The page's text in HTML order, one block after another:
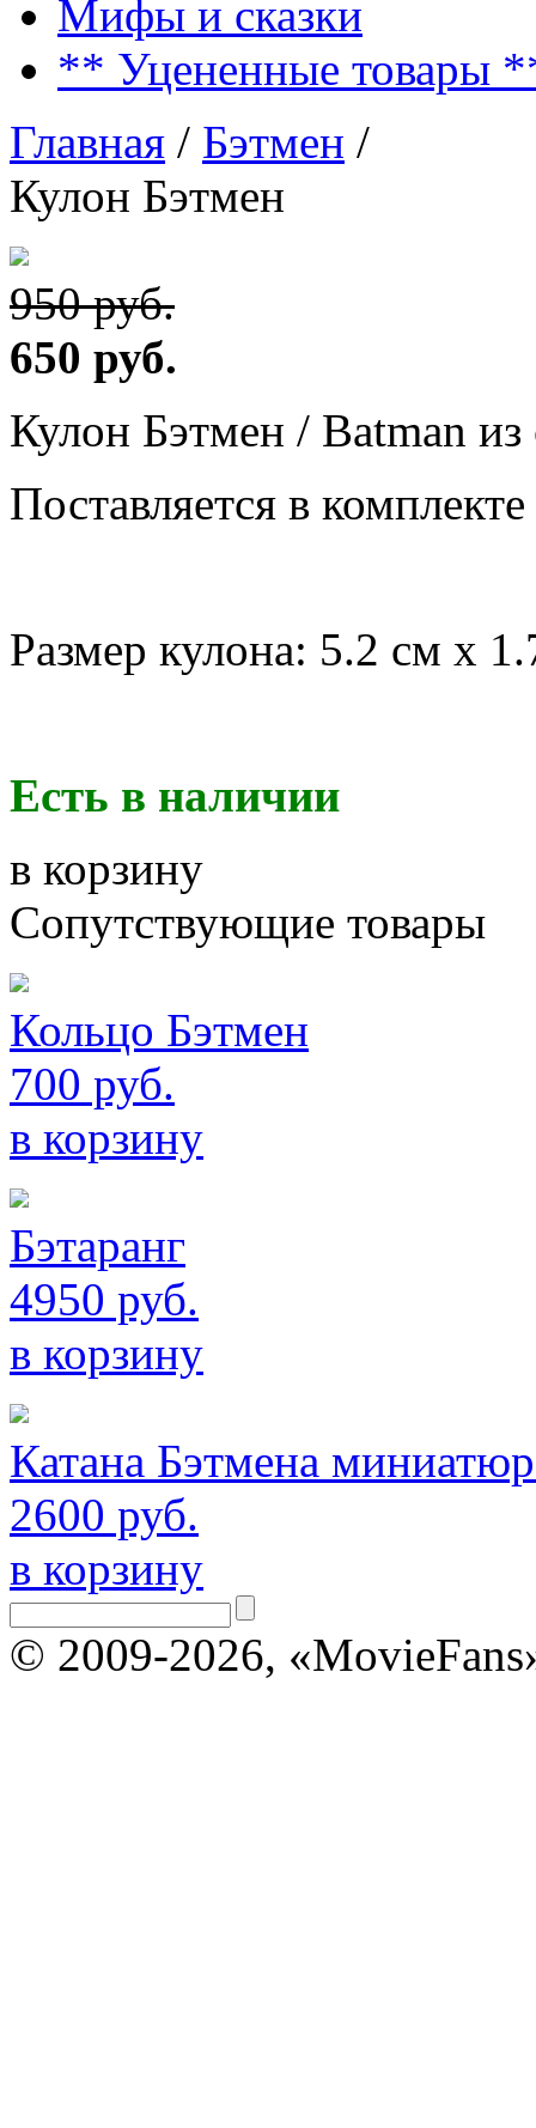
Мифы и сказки
** Уцененные товары
Главная / Бэтмен /
Кулон Бэтмен
950 руб.
650 руб.
Кулон Бэтмен / Batman из
Поставляется в
Размер кулона: 5.2 см х
Есть в наличии
в корзину
Сопутствующие товары
Кольцо Бэтмен
700 руб.
в корзину
Бэтаранг
4950 руб.
в корзину
Катана Бэтмена
2600 руб.
в корзину
© 2009-2026,